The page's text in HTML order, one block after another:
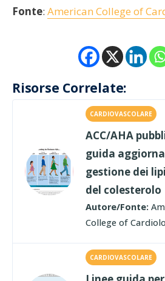
Fonte: American College of
Risorse Correlate:
CARDIOVASCOLARE
ACC/AHA
guida
gestione dei
del colesterolo
Autore/Fonte:
College of
CARDIOVASCOLARE